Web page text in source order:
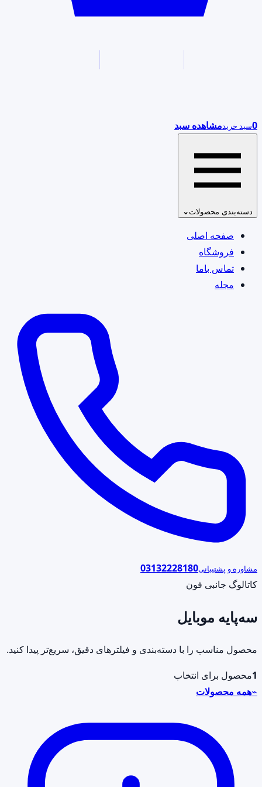
0سبد خریدمشاهده سبد
دسته‌بندی محصولات⌄
صفحه اصلی
فروشگاه
تماس باما
مجله
مشاوره و پشتیبانی03132228180
کاتالوگ جانبی فون
سه‌پایه موبایل
محصول مناسب را با دسته‌بندی و فیلترهای دقیق، سریع‌تر پیدا کنید.
1محصول برای انتخاب
⌁همه محصولات